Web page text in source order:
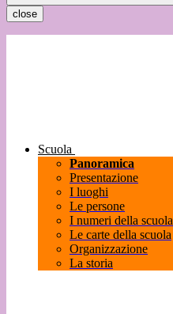
close
Scuola
Panoramica
Presentazione
I luoghi
Le persone
I numeri della scuola
Le carte della scuola
Organizzazione
La storia